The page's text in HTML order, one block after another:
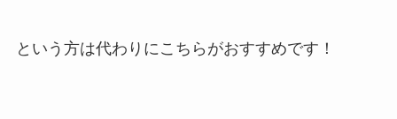
という方は代わりにこちらがおすすめです！